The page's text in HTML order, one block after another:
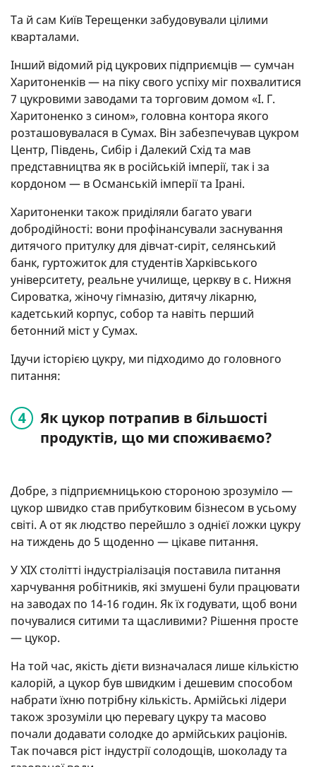
Та й сам Київ Терещенки забудовували цілими
кварталами.
Інший відомий рід цукрових підприємців — сумчан
Харитоненків — на піку свого успіху міг похвалитися
7 цукровими заводами та торговим домом «І. Г.
Харитоненко з сином», головна контора якого
розташовувалася в Сумах. Він забезпечував цукром
Центр, Південь, Сибір і Далекий Схід та мав
представництва як в російській імперії, так і за
кордоном — в Османській імперії та Ірані.
Харитоненки також приділяли багато уваги
добродійності: вони профінансували заснування
дитячого притулку для дівчат-сиріт, селянський
банк, гуртожиток для студентів Харківського
університету, реальне училище, церкву в с. Нижня
Сироватка, жіночу гімназію, дитячу лікарню,
кадетський корпус, собор та навіть перший
бетонний міст у Сумах.
Ідучи історією цукру, ми підходимо до головного
питання:
Як цукор потрапив в більшості
продуктів, що ми споживаємо?
Добре, з підприємницькою стороною зрозуміло —
цукор швидко став прибутковим бізнесом в усьому
світі. А от як людство перейшло з однієї ложки цукру
на тиждень до 5 щоденно — цікаве питання.
У XIX столітті індустріалізація поставила питання
харчування робітників, які змушені були працювати
на заводах по 14-16 годин. Як їх годувати, щоб вони
почувалися ситими та щасливими? Рішення просте
— цукор.
На той час, якість дієти визначалася лише кількістю
калорій, а цукор був швидким і дешевим способом
набрати їхню потрібну кількість. Армійські лідери
також зрозуміли цю перевагу цукру та масово
почали додавати солодке до армійських раціонів.
Так почався ріст індустрії солодощів, шоколаду та